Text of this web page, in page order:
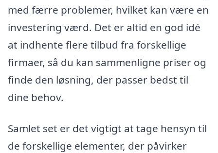
med færre problemer, hvilket kan være en
investering værd. Det er altid en god idé
at indhente flere tilbud fra forskellige
firmaer, så du kan sammenligne priser og
finde den løsning, der passer bedst til
dine behov.
Samlet set er det vigtigt at tage hensyn til
de forskellige elementer, der påvirker